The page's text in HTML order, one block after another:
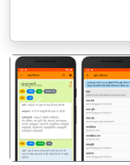
पिछला